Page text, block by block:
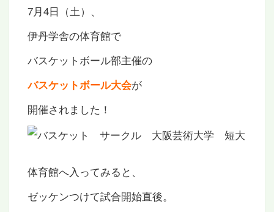
7月4日（土）、
伊丹学舎の体育館で
バスケットボール部主催の
バスケットボール大会が
開催されました！
体育館へ入ってみると、
ゼッケンつけて試合開始直後。